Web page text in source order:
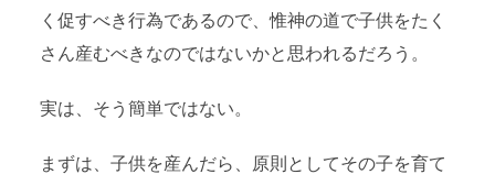
く促すべき行為であるので、惟神の道で子供をたく
さん産むべきなのではないかと思われるだろう。
実は、そう簡単ではない。
まずは、子供を産んだら、原則としてその子を育て